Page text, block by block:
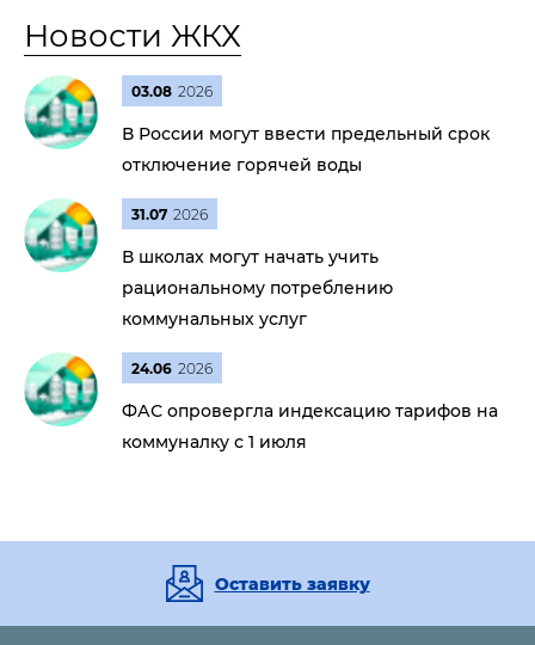
Новости ЖКХ
03.08 2026
В России могут ввести предельный срок
отключение горячей воды
31.07 2026
В школах могут начать учить
рациональному потреблению
коммунальных услуг
24.06 2026
ФАС опровергла индексацию тарифов на
коммуналку с 1 июля
Оставить заявку